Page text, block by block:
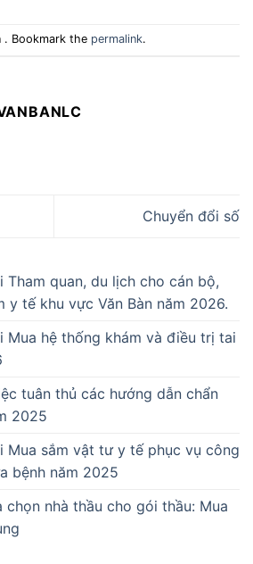
quan, du lịch cho cán bộ,
y tế khu vực Văn Bàn năm 2026.
Mua hệ thống khám và điều trị tai
tuân thủ các hướng dẫn chẩn
2025
Mua sắm vật tư y tế phục vụ công
bệnh năm 2025
nhà thầu cho gói thầu: Mua
. Bookmark the permalink.
Chuyển đổi số